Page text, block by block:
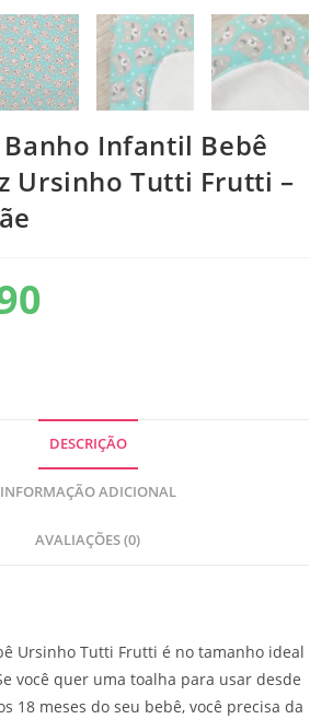
Infantil Bebê
Ursinho Tutti Frutti –
DESCRIÇÃO
INFORMAÇÃO ADICIONAL
AVALIAÇÕES (0)
Ursinho Tutti Frutti é no tamanho ideal
você quer uma toalha para usar desde
18 meses do seu bebê, você precisa da